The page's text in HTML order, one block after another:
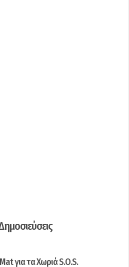
για τα Χωριά S.O.S.